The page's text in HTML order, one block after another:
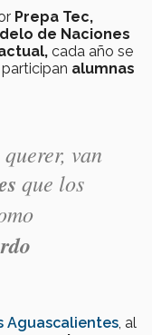
Prepa Tec,
de Naciones
cada año se
alumnas
van
que los
Aguascalientes , al